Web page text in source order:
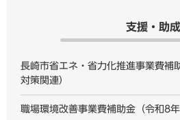
支援・助成
長崎市省エネ・省力化推進事業費補
対策関連）
職場環境改善事業費補助金（令和8年